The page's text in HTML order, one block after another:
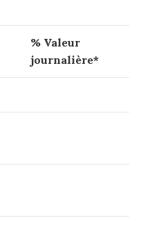
% Valeur
journalière*